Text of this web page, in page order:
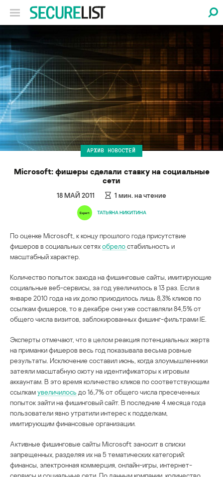
АРХИВ НОВОСТЕЙ
Microsoft: фишеры сделали ставку на социальные
сети
18 МАЙ 2011 1 мин. на чтение
ТАТЬЯНА НИКИТИНА
По оценке Microsoft, к концу прошлого года присутствие
фишеров в социальных сетяхобрелостабильность и
масштабный характер.
Количество попыток захода на фишинговые сайты, имитирующие
социальные веб-сервисы, за год увеличилось в 13 раз. Если в
январе 2010 года на их долю приходилось лишь 8,3% кликов по
ссылкам фишеров, то в декабре они уже составляли 84,5% от
общего числа визитов, заблокированных фишинг-фильтрами IE.
Эксперты отмечают, что в целом реакция потенциальных жертв
на приманки фишеров весь год показывала весьма ровные
результаты. Исключение составил июнь, когда злоумышленники
затеяли масштабную охоту на идентификаторы к игровым
аккаунтам. В это время количество кликов по соответствующим
ссылкамувеличилось до 16,7% от общего числа пресеченных
попыток зайти на фишинговый сайт. В последние 4 месяца года
пользователи явно утратили интерес к подделкам,
имитирующим финансовые организации.
Активные фишинговые сайты Microsoft заносит в списки
запрещенных, разделяя их на 5 тематических категорий:
финансы, электронная коммерция, онлайн-игры, интернет-
сервисы и социальные сети. По данным компании, количество